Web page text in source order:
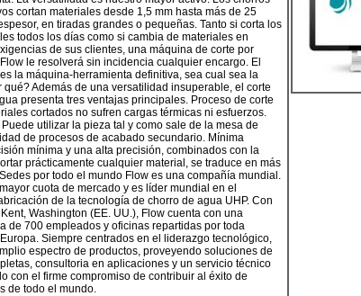
cortan materiales desde 1,5 mm hasta más de 25
en tiradas grandes o pequeñas. Tanto si corta los
todos los días como si cambia de materiales en
de sus clientes, una máquina de corte por
le resolverá sin incidencia cualquier encargo. El
la máquina-herramienta definitiva, sea cual sea la
qué? Además de una versatilidad insuperable, el corte
presenta tres ventajas principales. Proceso de corte
cortados no sufren cargas térmicas ni esfuerzos.
utilizar la pieza tal y como sale de la mesa de
de procesos de acabado secundario. Mínima
mínima y una alta precisión, combinados con la
prácticamente cualquier material, se traduce en más
por todo el mundo Flow es una compañía mundial.
cuota de mercado y es líder mundial en el
de la tecnología de chorro de agua UHP. Con
Washington (EE. UU.), Flow cuenta con una
de 700 empleados y oficinas repartidas por toda
Siempre centrados en el liderazgo tecnológico,
espectro de productos, proveyendo soluciones de
consultoria en aplicaciones y un servicio técnico
con el firme compromiso de contribuir al éxito de
de todo el mundo.